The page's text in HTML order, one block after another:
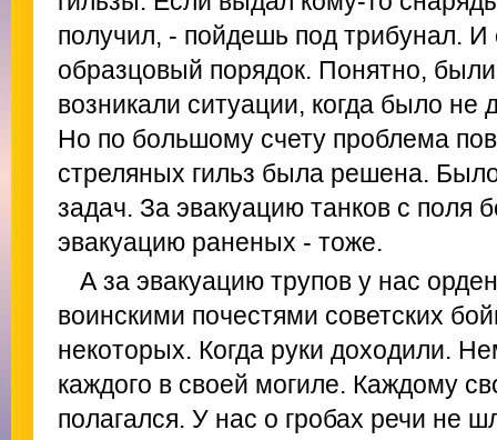
получил, - пойдешь под трибунал. И
образцовый порядок. Понятно,
возникали ситуации, когда было не
Но по большому счету проблема
стреляных гильз была решена.
задач. За эвакуацию танков с поля
эвакуацию раненых - тоже.
А за эвакуацию трупов у нас
воинскими почестями советских
некоторых. Когда руки доходили.
каждого в своей могиле. Каждому
полагался. У нас о гробах речи не